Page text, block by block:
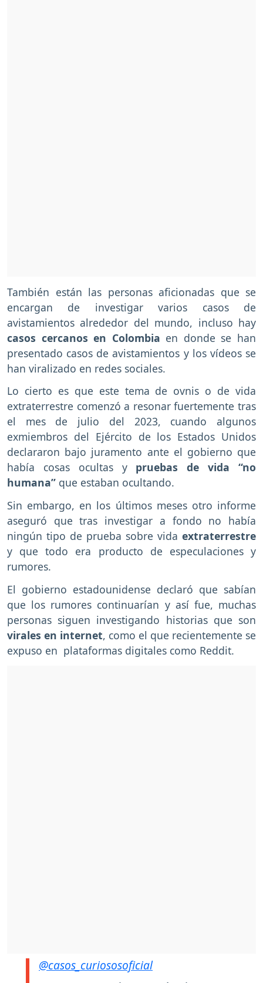
También están las personas aficionadas que se
encargan de investigar varios casos de
avistamientos alrededor del mundo, incluso hay
casos cercanos en Colombia en donde se han
presentado casos de avistamientos y los vídeos se
han viralizado en redes sociales.
Lo cierto es que este tema de ovnis o de vida
extraterrestre comenzó a resonar fuertemente tras
el mes de julio del 2023, cuando algunos
exmiembros del Ejército de los Estados Unidos
declararon bajo juramento ante el gobierno que
había cosas ocultas ypruebas de vida “no
humana” que estaban ocultando.
Sin embargo, en los últimos meses otro informe
aseguró que tras investigar a fondo no había
ningún tipo de prueba sobre vida extraterrestre
y que todo era producto de especulaciones y
rumores.
El gobierno estadounidense declaró que sabían
que los rumores continuarían y así fue, muchas
personas siguen investigando historias que son
virales en internet, como el que recientemente se
expuso en plataformas digitales como Reddit.
@casos_curiososoficial